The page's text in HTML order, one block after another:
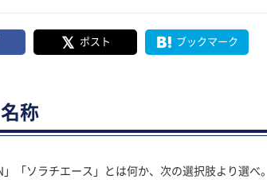
ポスト ブックマーク
称
」「ソラチエース」とは何か、次の選択肢より選べ。